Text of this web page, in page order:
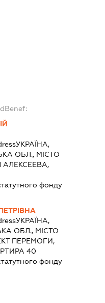
УКРАЇНА,
ОБЛ., МІСТО
АЛЕКСЕЕВА,
фонду
УКРАЇНА,
ОБЛ., МІСТО
ПЕРЕМОГИ,
40
фонду